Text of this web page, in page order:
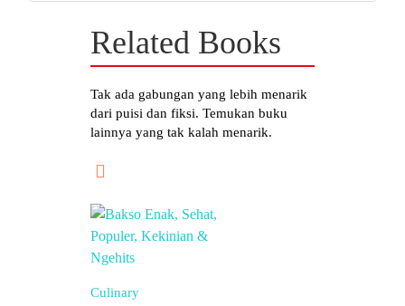
Related Books
Tak ada gabungan yang lebih menarik
dari puisi dan fiksi. Temukan buku
lainnya yang tak kalah menarik.
Culinary